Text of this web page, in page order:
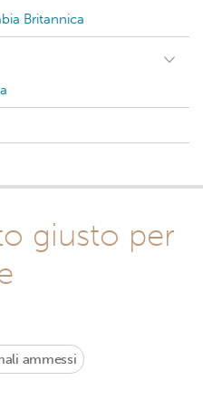
Britannica
giusto per
ammessi